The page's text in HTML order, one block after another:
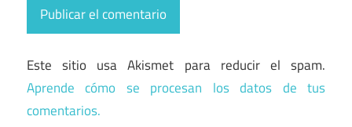
Este sitio usa Akismet para reducir el spam.
Aprende cómo se procesan los datos de tus
comentarios.